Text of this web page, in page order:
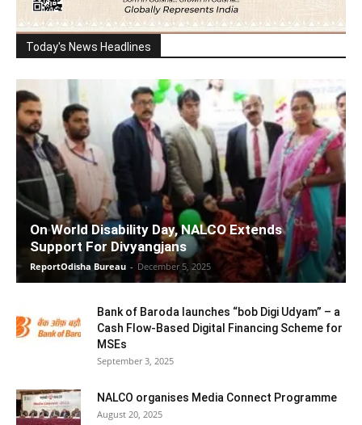
Today's News Headlines
On World Disability Day, NALCO Extends
Support For Divyangjans
ReportOdisha Bureau - December 5, 2025
Bank of Baroda launches “bob Digi Udyam” – a
Cash Flow-Based Digital Financing Scheme for
MSEs
September 3, 2025
NALCO organises Media Connect Programme
August 20, 2025